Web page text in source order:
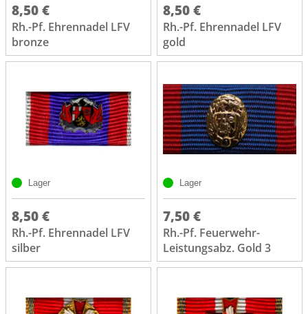
8,50 €
Rh.-Pf. Ehrennadel LFV
bronze
8,50 €
Rh.-Pf. Ehrennadel LFV
gold
Lager
8,50 €
Rh.-Pf. Ehrennadel LFV
silber
Lager
7,50 €
Rh.-Pf. Feuerwehr-
Leistungsabz. Gold 3